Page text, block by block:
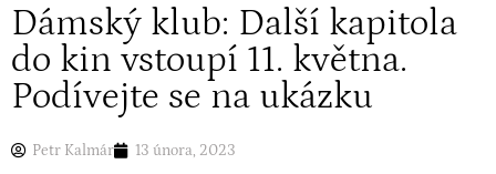
Dámský klub: Další kapitola
do kin vstoupí 11. května.
Podívejte se na ukázku
Petr Kalmár 13 února, 2023